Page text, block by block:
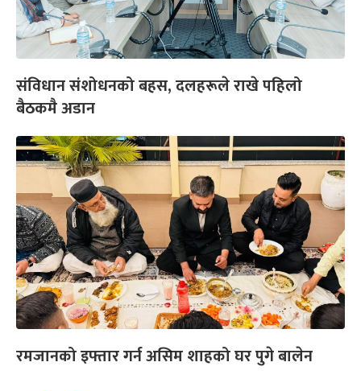
संविधान संशोधनको बहस, दलहरूले राखे पहिलो
बैठकमै अडान
रमजानको इफ्तार गर्न असिम शाहको घर पुगे बालेन